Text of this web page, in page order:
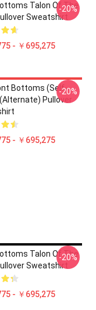
Talon Of The
Sweatshirt
- ￥695,275
-20%
Bottoms (Self-
Pullover
- ￥695,275
-20%
Talon Of The
Sweatshirt
- ￥695,275
-20%